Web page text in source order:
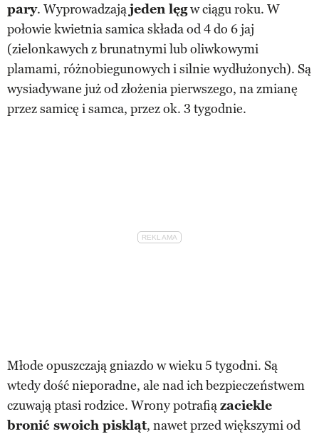
pary. Wyprowadzająjeden lęgw ciągu roku. W
połowie kwietnia samica składa od 4 do 6 jaj
(zielonkawych z brunatnymi lub oliwkowymi
plamami, różnobiegunowych i silnie wydłużonych). Są
wysiadywane już od złożenia pierwszego, na zmianę
przez samicę i samca, przez ok. 3 tygodnie.
Młode opuszczają gniazdo w wieku 5 tygodni. Są
wtedy dość nieporadne, ale nad ich bezpieczeństwem
czuwają ptasi rodzice. Wrony potrafiązaciekle
bronić swoich piskląt, nawet przed większymi od